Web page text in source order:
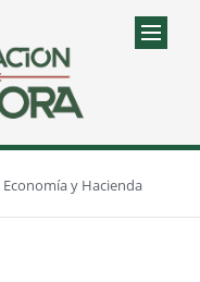
Economía y Hacienda